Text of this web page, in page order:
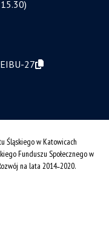
27
Śląskiego w Katowicach
Funduszu Społecznego w
na lata 2014˗2020.